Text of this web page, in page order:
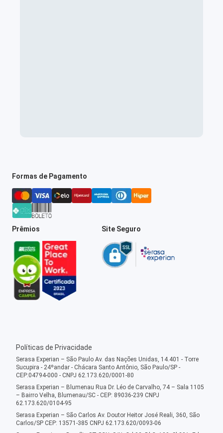
Formas de Pagamento
Prêmios Site Seguro
Políticas de Privacidade
Serasa Experian – São Paulo Av. das Nações Unidas, 14.401 - Torre
Sucupira - 24ºandar - Chácara Santo Antônio, São Paulo/SP -
CEP:04794-000 - CNPJ 62.173.620/0001-80
Serasa Experian – Blumenau Rua Dr. Léo de Carvalho, 74 – Sala 1105
– Bairro Velha, Blumenau/SC - CEP: 89036-239 CNPJ
62.173.620/0104-95
Serasa Experian – São Carlos Av. Doutor Heitor José Reali, 360, São
Carlos/SP CEP: 13571-385 CNPJ 62.173.620/0093-06